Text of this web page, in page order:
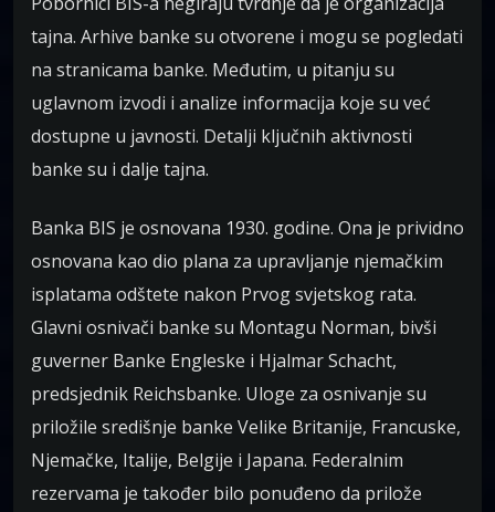
tajna. Arhive banke su otvorene i mogu se pogledati
na stranicama banke. Međutim, u pitanju su
uglavnom izvodi i analize informacija koje su već
dostupne u javnosti. Detalji ključnih aktivnosti
banke su i dalje tajna.
Banka BIS je osnovana 1930. godine. Ona je prividno
osnovana kao dio plana za upravljanje njemačkim
isplatama odštete nakon Prvog svjetskog rata.
Glavni osnivači banke su Montagu Norman, bivši
guverner Banke Engleske i Hjalmar Schacht,
predsjednik Reichsbanke. Uloge za osnivanje su
priložile središnje banke Velike Britanije, Francuske,
Njemačke, Italije, Belgije i Japana. Federalnim
rezervama je također bilo ponuđeno da prilože